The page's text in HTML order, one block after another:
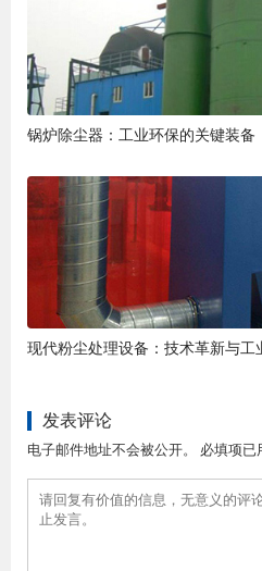
锅炉除尘器：工业环保的关键装备
现代粉尘处理设备：技术革新与工
发表评论
电子邮件地址不会被公开。 必填项已